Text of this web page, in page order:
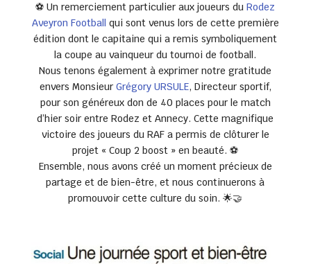
⚽ Un remerciement particulier aux joueurs duRodez
Aveyron Football qui sont venus lors de cette première
édition dont le capitaine qui a remis symboliquement
la coupe au vainqueur du tournoi de football.
Nous tenons également à exprimer notre gratitude
envers Monsieur Grégory URSULE, Directeur sportif,
pour son généreux don de 40 places pour le match
d’hier soir entre Rodez et Annecy. Cette magnifique
victoire des joueurs du RAF a permis de clôturer le
projet « Coup 2 boost » en beauté. ⚽
Ensemble, nous avons créé un moment précieux de
partage et de bien-être, et nous continuerons à
promouvoir cette culture du soin. 🌟🤝